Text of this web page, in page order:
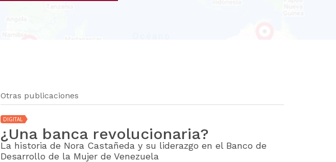
Otras publicaciones
DIGITAL
¿Una banca revolucionaria?
La historia de Nora Castañeda y su liderazgo en el Banco de
Desarrollo de la Mujer de Venezuela